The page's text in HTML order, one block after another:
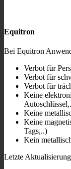
Equitron
Bei Equitron
Verbot für
Verbot für
Verbot für
Keine
Keine
Keine
Tags,..)
Kein
Letzte